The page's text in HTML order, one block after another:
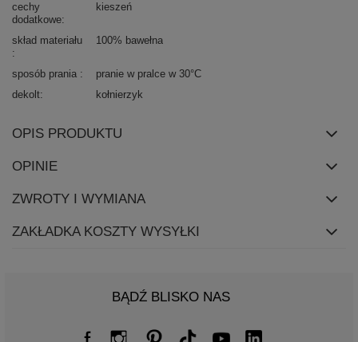
cechy
dodatkowe
kieszeń
skład materiału 100% bawełna
sposób prania
pranie w pralce w 30°C
dekolt
kołnierzyk
OPIS PRODUKTU
OPINIE
ZWROTY I WYMIANA
ZAKŁADKA KOSZTY WYSYŁKI
BĄDŹ BLISKO NAS